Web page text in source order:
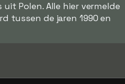
Polen. Alle hier vermelde
tussen de jaren 1990 en